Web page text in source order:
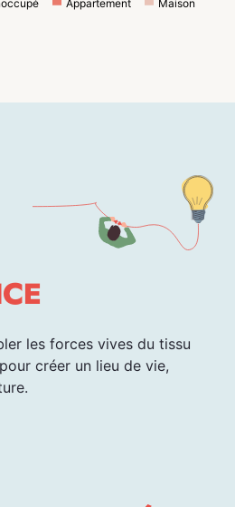
Appartement Maison
les forces vives du tissu
créer un lieu de vie,